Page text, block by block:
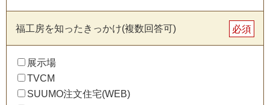
福工房を知ったきっかけ(複数回答可) 必須
展示場
TVCM
SUUMO注文住宅(WEB)